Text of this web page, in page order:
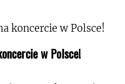
w Polsce!